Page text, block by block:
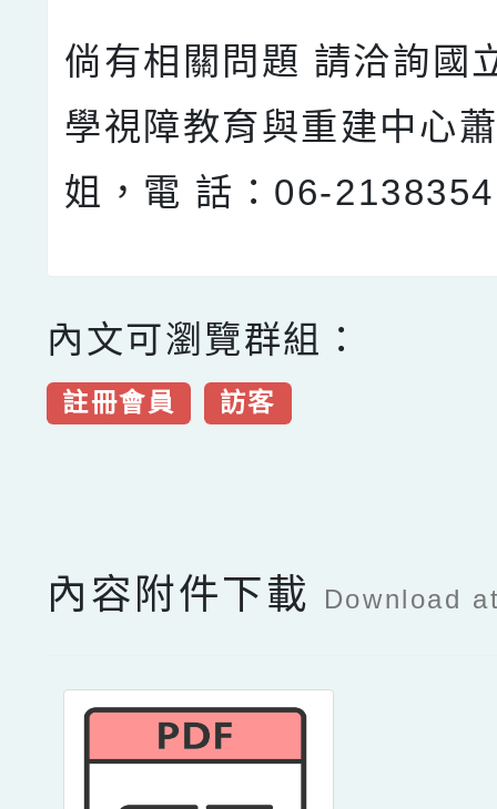
倘有相關問題 請洽詢國
學視障教育與重建中心
姐，電 話：06-
內文可瀏覽群組：
註冊會員 訪客
內容附件下載 Download